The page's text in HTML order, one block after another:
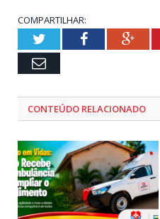
COMPARTILHAR:
TwitterFacebook
Email
CONTEÚDO RELACIONADO